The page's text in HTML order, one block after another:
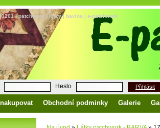
| patchwork | látky | bavlna | e-patchwork
Heslo Přihlásit
Obchodní podminky Galerie